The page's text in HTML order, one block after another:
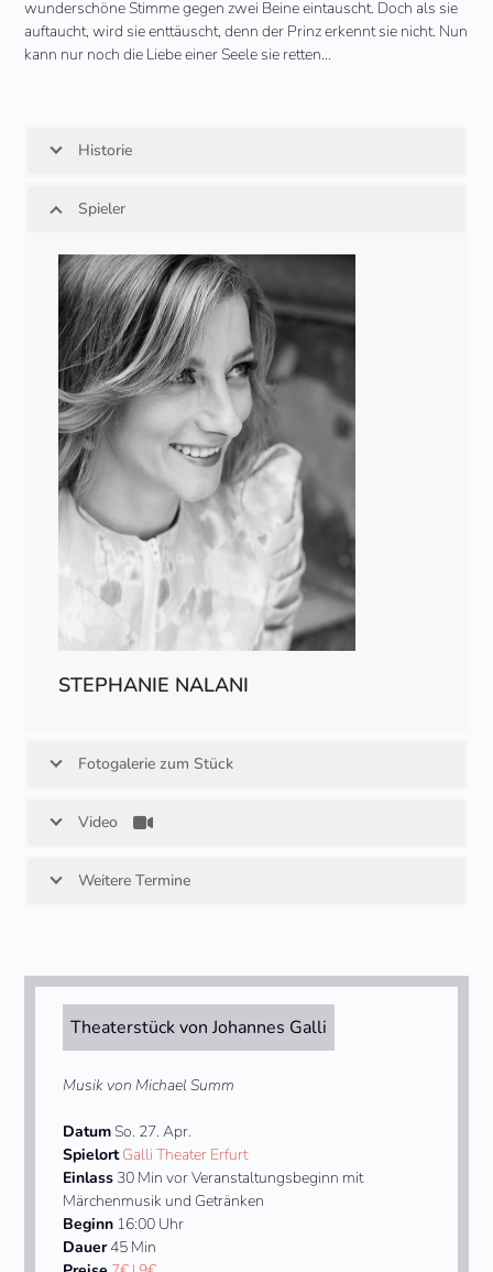
wunderschöne Stimme gegen zwei Beine eintauscht. Doch als sie
auftaucht, wird sie enttäuscht, denn der Prinz erkennt sie nicht. Nun
kann nur noch die Liebe einer Seele sie retten…
Historie
Spieler
STEPHANIE NALANI
Fotogalerie zum Stück
Video
Weitere Termine
Theaterstück von Johannes Galli
Musik von Michael Summ
DatumSo. 27. Apr.
SpielortGalli Theater Erfurt
Einlass 30 Min vor Veranstaltungsbeginn mit
Märchenmusik und Getränken
Beginn 16:00 Uhr
Dauer45 Min